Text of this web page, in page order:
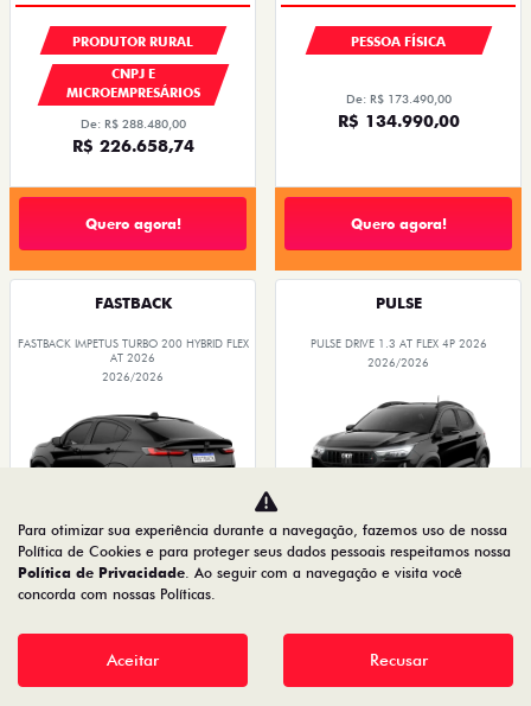
PRODUTOR RURAL
CNPJ E
MICROEMPRESÁRIOS
De: R$ 288.480,00
R$ 226.658,74
Quero agora!
PESSOA FÍSICA
De: R$ 173.490,00
R$ 134.990,00
Quero agora!
FASTBACK
FASTBACK IMPETUS TURBO 200 HYBRID FLEX
AT 2026
2026/2026
OPORTUNIDADE
PESSOA FÍSICA
PULSE
PULSE DRIVE 1.3 AT FLEX 4P 2026
2026/2026
O SUV AUTOMÁTICO MAIS
Para otimizar sua experiência durante a navegação, fazemos uso de nossa
Política de Cookies e para proteger seus dados pessoais respeitamos nossa
Política de Privacidade. Ao seguir com a navegação e visita você
concorda com nossas Políticas.
Aceitar Recusar